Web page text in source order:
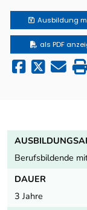
Ausbildung
als PDF
Berufsbildende
DAUER
3 Jahre